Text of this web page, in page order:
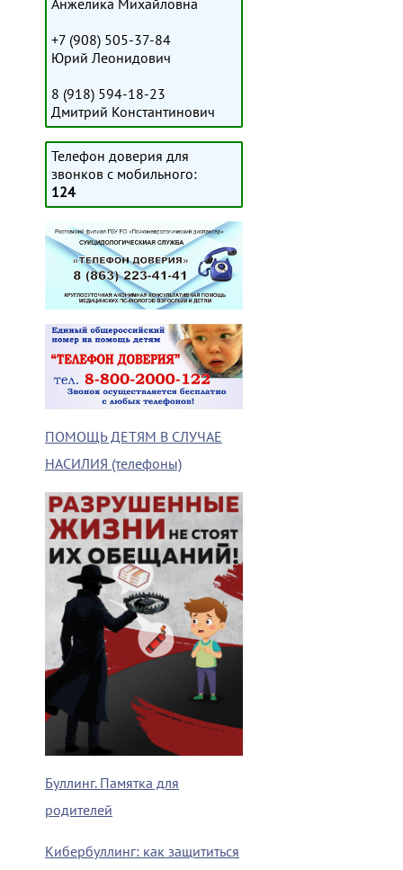
Анжелика Михайловна
+7 (908) 505-37-84
Юрий Леонидович
8 (918) 594-18-23
Дмитрий Константинович
Телефон доверия для
звонков с мобильного:
124
ПОМОЩЬ ДЕТЯМ В СЛУЧАЕ
НАСИЛИЯ (телефоны)
Буллинг. Памятка для
родителей
Кибербуллинг: как защититься